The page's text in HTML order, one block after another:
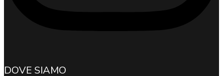
DOVE SIAMO